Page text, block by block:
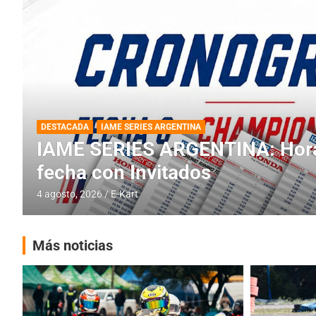
DESTACADA INFORME CENTRAL RMC BUENOS AIRES
RMC BUENOS AIRES: Cerró
histórica en Baradero
4 agosto, 2026 E-Kart
Más noticias